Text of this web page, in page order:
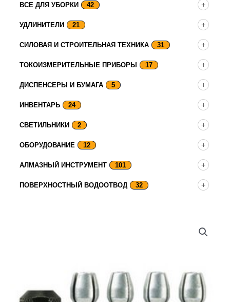
ВСЕ ДЛЯ УБОРКИ 42
УДЛИНИТЕЛИ 21
СИЛОВАЯ И СТРОИТЕЛЬНАЯ ТЕХНИКА 31
ТОКОИЗМЕРИТЕЛЬНЫЕ ПРИБОРЫ 17
ДИСПЕНСЕРЫ И БУМАГА 5
ИНВЕНТАРЬ 24
СВЕТИЛЬНИКИ 2
ОБОРУДОВАНИЕ 12
АЛМАЗНЫЙ ИНСТРУМЕНТ 101
ПОВЕРХНОСТНЫЙ ВОДООТВОД 32